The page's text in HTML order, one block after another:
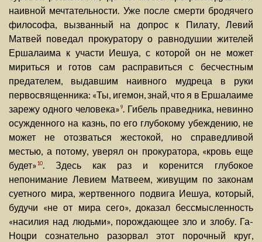
наивной мечтательности. Уже после смерти бродячего
философа, вызванный на допрос к Пилату, Левий
Матвей поведал прокуратору о равнодушии жителей
Ершалаима к участи Иешуа, с которой он не может
мириться и готов сам расправиться с бесчестным
предателем, выдавшим наивного мудреца в руки
первосвященника: «Ты, игемон, знай, что я в Ершалаиме
зарежу одного человека»9. Гибель праведника, невинно
осужденного на казнь, по его глубокому убеждению, не
может не отозваться жестокой, но справедливой
местью, а потому, уверял он прокуратора, «кровь еще
будет»10. Здесь как раз и коренится глубокое
непонимание Левием Матвеем, живущим по законам
суетного мира, жертвенного подвига Иешуа, который,
будучи «не от мира сего», доказал бессмысленность
«насилия над людьми», порождающее зло и злобу. Га-
Ноцри сознательно разорвал этот порочный круг,